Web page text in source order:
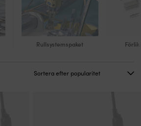
Rullsystemspaket